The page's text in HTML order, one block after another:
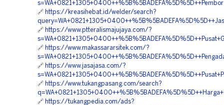
🔗 https://kreasihebat.id/welder/search?
🔗 https://www.ptteralismajujaya.com/?
🔗 https://www.makassararsitek.com/?
🔗 https://www.jasajasa.com/?
🔗 https://www.tukangpasang.com/search?
🔗 https://tukangpedia.com/ads?